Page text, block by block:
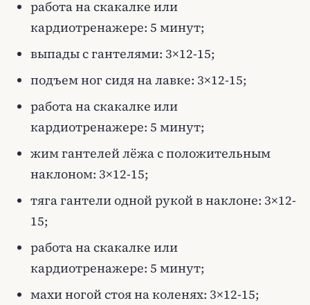
работа на скакалке или
кардиотренажере: 5 минут;
выпады с гантелями: 3×12-15;
подъем ног сидя на лавке: 3×12-15;
работа на скакалке или
кардиотренажере: 5 минут;
жим гантелей лёжа с положительным
наклоном: 3×12-15;
тяга гантели одной рукой в наклоне: 3×12-
15;
работа на скакалке или
кардиотренажере: 5 минут;
махи ногой стоя на коленях: 3×12-15;